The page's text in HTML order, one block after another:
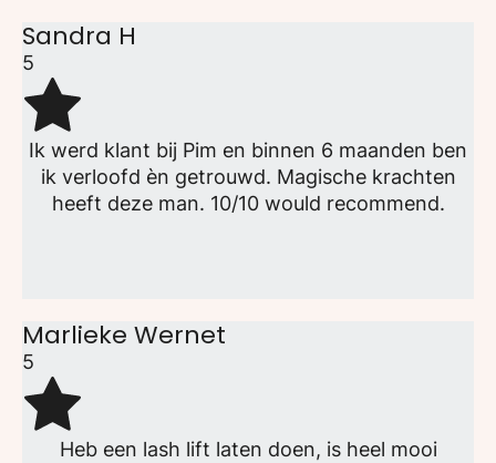
Sandra H
5
Ik werd klant bij Pim en binnen 6 maanden ben
ik verloofd èn getrouwd. Magische krachten
heeft deze man. 10/10 would recommend.
Marlieke Wernet
5
Heb een lash lift laten doen, is heel mooi